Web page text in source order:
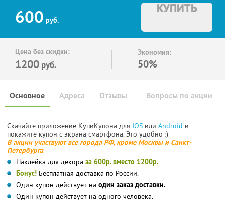
600 руб.
КУПИТЬ
Цена без скидки:
1200 руб.
Экономия:
50%
Основное Отзывы Вопросы по акции
Адреса
Скачайте приложение КупиКупона для IOS или Android и
покажите купон с экрана смартфона. Это удобно :)
В акции участвуют все города РФ, кроме Москвы и Санкт-
Петербурга
Наклейка для декора за 600р. вместо 1200р.
Бонус! Бесплатная доставка по России.
Один купон действует на один заказ доставки.
Один купон действует на одного человека.